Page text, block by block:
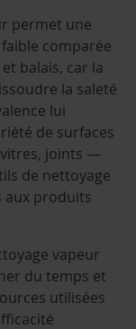
permet une
comparée
balais, car la
la saleté
lui
de surfaces
joints —
de nettoyage
aux produits
vapeur
du temps et
utilisées